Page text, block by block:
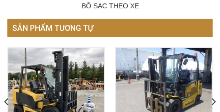
BỘ SẠC THEO XE
SẢN PHẨM TƯƠNG TỰ